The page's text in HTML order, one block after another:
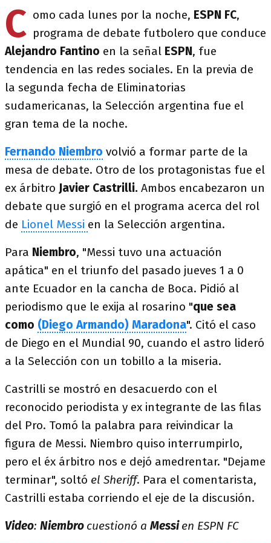
C omo cada lunes por la noche, ESPN FC,
programa de debate futbolero que conduce
Alejandro Fantino en la señal ESPN, fue
tendencia en las redes sociales. En la previa de
la segunda fecha de Eliminatorias
sudamericanas, la Selección argentina fue el
gran tema de la noche.
Fernando Niembro volvió a formar parte de la
mesa de debate. Otro de los protagonistas fue el
ex árbitro Javier Castrilli. Ambos encabezaron un
debate que surgió en el programa acerca del rol
de Lionel Messi en la Selección argentina.
Para Niembro, "Messi tuvo una actuación
apática" en el triunfo del pasado jueves 1 a 0
ante Ecuador en la cancha de Boca. Pidió al
periodismo que le exija al rosarino "que sea
como (Diego Armando) Maradona". Citó el caso
de Diego en el Mundial 90, cuando el astro lideró
a la Selección con un tobillo a la miseria.
Castrilli se mostró en desacuerdo con el
reconocido periodista y ex integrante de las filas
del Pro. Tomó la palabra para reivindicar la
figura de Messi. Niembro quiso interrumpirlo,
pero el éx árbitro nos e dejó amedrentar. "Dejame
terminar", soltó el Sheriff. Para el comentarista,
Castrilli estaba corriendo el eje de la discusión.
Video: Niembro cuestionó a Messien ESPN FC